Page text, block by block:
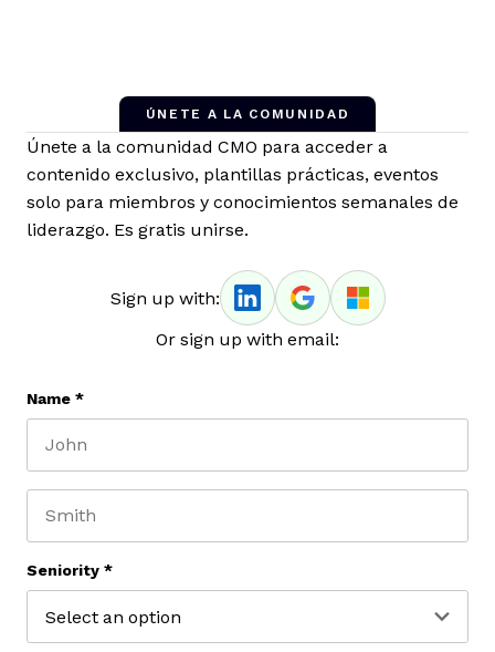
ÚNETE A LA COMUNIDAD
Únete a la comunidad CMO para acceder a
contenido exclusivo, plantillas prácticas, eventos
solo para miembros y conocimientos semanales de
liderazgo. Es gratis unirse.
Sign up with:
Or sign up with email:
Name *
Seniority *